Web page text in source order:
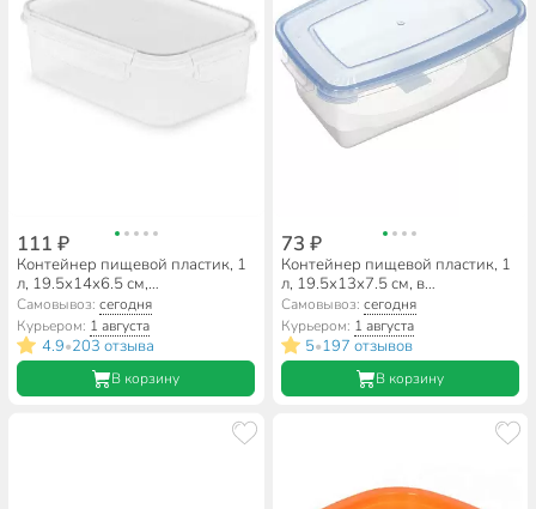
111 ₽
Контейнер пищевой пластик, 1
л, 19.5х14х6.5 см,
прямоугольный, на защелках,
Альтернатива, Прайм, М8501
Самовывоз:сегодня
Курьером: 1 августа
4.9•203 отзыва
В корзину
73 ₽
Контейнер пищевой пластик, 1
л, 19.5х13х7.5 см, в
ассортименте, прямоугольный,
Полимербыт, Каскад, 4357000
Самовывоз: сегодня
Курьером: 1 августа
5•197 отзывов
В корзину